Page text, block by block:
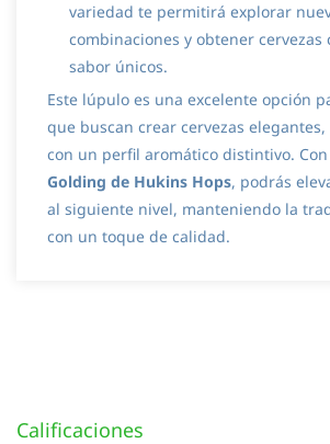
variedad te permitirá explorar
combinaciones y obtener cervezas
sabor únicos.
Este lúpulo es una excelente opción
que buscan crear cervezas
con un perfil aromático distintivo.
Golding de Hukins Hops, podrás
al siguiente nivel, manteniendo la
con un toque de calidad.
Calificaciones